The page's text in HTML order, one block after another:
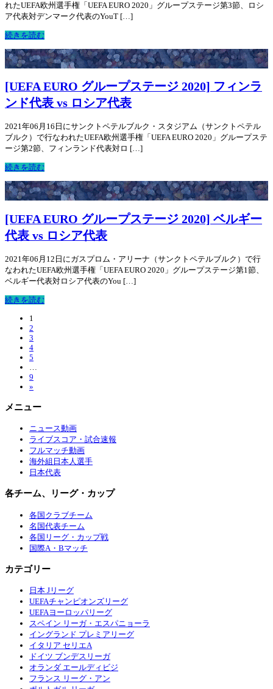
れたUEFA欧州選手権「UEFA EURO 2020」グループステージ第3節、ロシ
ア代表対デンマーク代表のYouT […]
続きを読む
[UEFA EURO グループステージ 2020] フィンラ
ンド代表 vs ロシア代表
2021年06月16日にサンクトペテルブルク・スタジアム（サンクトペテル
ブルク）で行なわれたUEFA欧州選手権「UEFA EURO 2020」グループステ
ージ第2節、フィンランド代表対ロ […]
続きを読む
[UEFA EURO グループステージ 2020] ベルギー
代表 vs ロシア代表
2021年06月12日にガスプロム・アリーナ（サンクトペテルブルク）で行
なわれたUEFA欧州選手権「UEFA EURO 2020」グループステージ第1節、
ベルギー代表対ロシア代表のYou […]
続きを読む
1
2
3
4
5
9
»
メニュー
ニュース動画
ライブスコア・試合速報
フルマッチ動画
海外組日本人選手
日本代表
各チーム、リーグ・カップ
各国クラブチーム
名国代表チーム
各国リーグ・カップ戦
国際A・Bマッチ
カテゴリー
日本 Jリーグ
UEFAチャンピオンズリーグ
UEFAヨーロッパリーグ
スペイン リーガ・エスパニョーラ
イングランド プレミアリーグ
イタリア セリエA
ドイツ ブンデスリーガ
オランダ エールディビジ
フランス リーグ・アン